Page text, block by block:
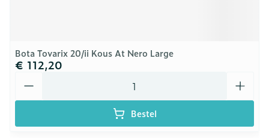
Bota Tovarix 20/ii Kous At Nero Large
€ 112,20
Bestel